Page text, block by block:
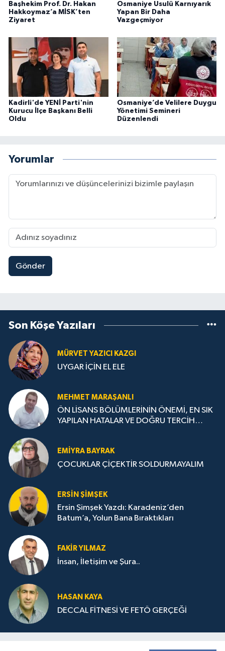
Başhekim Prof. Dr. Hakan
Hakkoymaz’a MİSK’ten
Ziyaret
Osmaniye Usulü Karnıyarık
Yapan Bir Daha
Vazgeçmiyor
Kadirli'de YENİ Parti'nin
Kurucu İlçe Başkanı Belli
Oldu
Osmaniye’de Velilere Duygu
Yönetimi Semineri
Düzenlendi
Yorumlar
Gönder
Son Köşe Yazıları
MÜRVET YAZICI KAZGI
UYGAR İÇİN EL ELE
MEHMET MARAŞANLI
ÖN LİSANS BÖLÜMLERİNİN ÖNEMİ, EN SIK
YAPILAN HATALAR VE DOĞRU TERCİH
EMIYRA BAYRAK
ÇOCUKLAR ÇİÇEKTİR SOLDURMAYALIM
ERSIN ŞIMŞEK
Ersin Şimşek Yazdı: Karadeniz’den
Batum’a, Yolun Bana Bıraktıkları
FAKIR YILMAZ
İnsan, İletişim ve Şura..
HASAN KAYA
DECCAL FİTNESİ VE FETÖ GERÇEĞİ